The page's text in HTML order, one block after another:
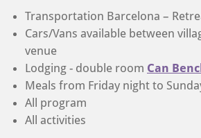
Transportation Barcelona –
Cars/Vans available between
venue
Lodging - double room Can
Meals from Friday night to
All program
All activities